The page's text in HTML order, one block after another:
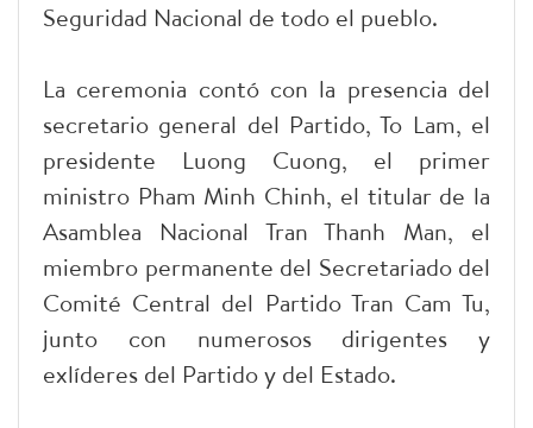
Seguridad Nacional de todo el pueblo.
La ceremonia contó con la presencia del
secretario general del Partido, To Lam, el
presidente Luong Cuong, el primer
ministro Pham Minh Chinh, el titular de la
Asamblea Nacional Tran Thanh Man, el
miembro permanente del Secretariado del
Comité Central del Partido Tran Cam Tu,
junto con numerosos dirigentes y
exlíderes del Partido y del Estado.